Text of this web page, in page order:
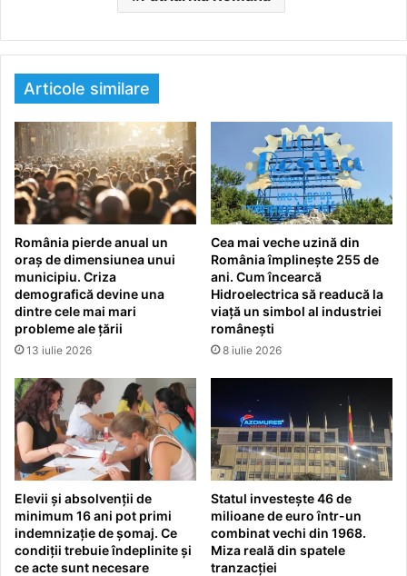
Articole similare
România pierde anual un
oraș de dimensiunea unui
municipiu. Criza
demografică devine una
dintre cele mai mari
probleme ale țării
13 iulie 2026
Cea mai veche uzină din
România împlinește 255 de
ani. Cum încearcă
Hidroelectrica să readucă la
viață un simbol al industriei
românești
8 iulie 2026
Elevii și absolvenții de
minimum 16 ani pot primi
indemnizație de șomaj. Ce
condiții trebuie îndeplinite și
ce acte sunt necesare
Statul investește 46 de
milioane de euro într-un
combinat vechi din 1968.
Miza reală din spatele
tranzacției